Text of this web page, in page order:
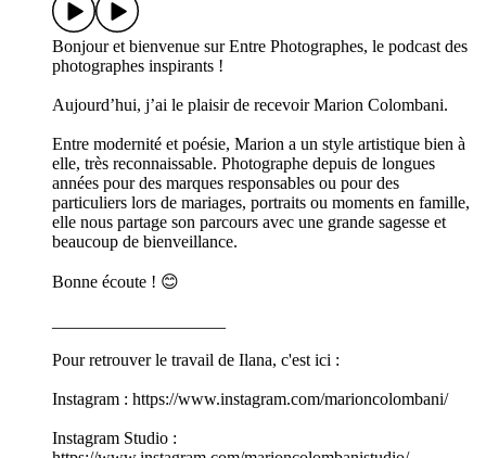
Bonjour et bienvenue sur Entre Photographes, le podcast des
photographes inspirants !
Aujourd’hui, j’ai le plaisir de recevoir Marion Colombani.
Entre modernité et poésie, Marion a un style artistique bien à
elle, très reconnaissable. Photographe depuis de longues
années pour des marques responsables ou pour des
particuliers lors de mariages, portraits ou moments en famille,
elle nous partage son parcours avec une grande sagesse et
beaucoup de bienveillance.
Bonne écoute ! 😊
Pour retrouver le travail de Ilana, c'est ici :
Instagram : https://www.instagram.com/marioncolombani/
Instagram Studio :